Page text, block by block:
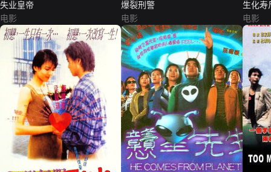
失业皇帝
电影
爆裂刑警
电影
生化寿
电影